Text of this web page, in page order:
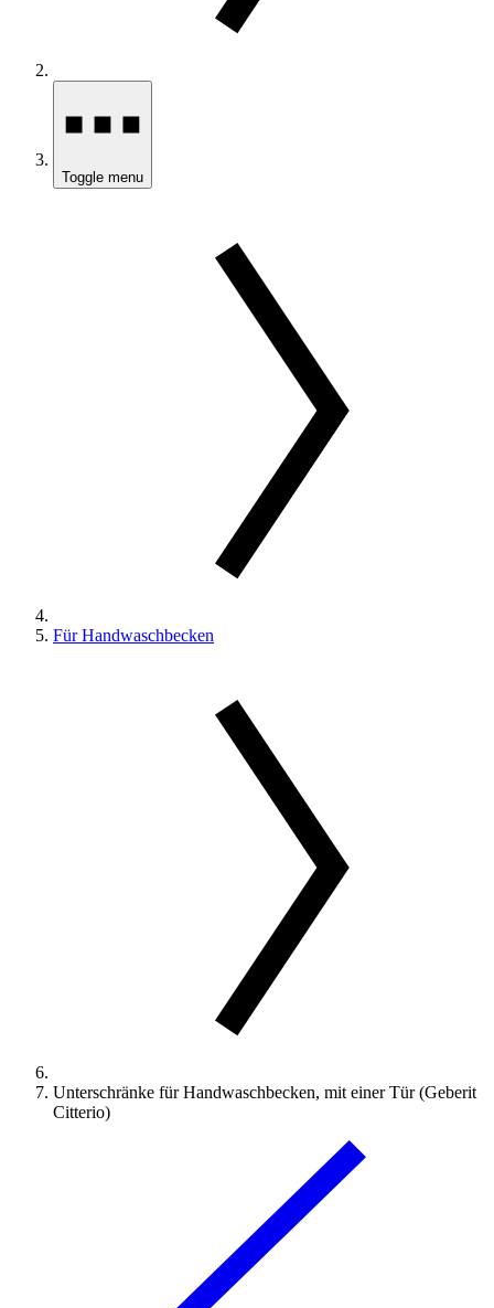
Toggle menu
Für Handwaschbecken
Unterschränke für Handwaschbecken, mit einer Tür (Geberit
Citterio)